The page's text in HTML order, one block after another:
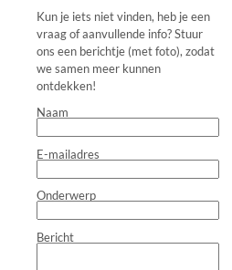
Kun je iets niet vinden, heb je een
vraag of aanvullende info? Stuur
ons een berichtje (met foto), zodat
we samen meer kunnen
ontdekken!
Naam
E-mailadres
Onderwerp
Bericht